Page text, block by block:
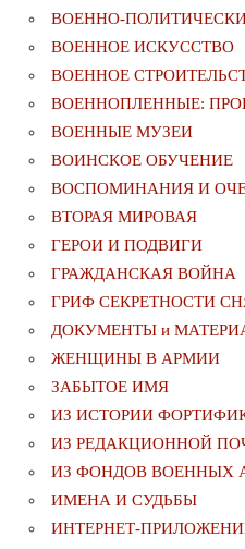
ВОЕННО-
ВОЕННОЕ ИСКУССТВО
ВОЕННОЕ
ВОЕННОПЛЕННЫЕ:
ВОЕННЫЕ МУЗЕИ
ВОИНСКОЕ ОБУЧЕНИЕ
ВОСПОМИНАНИЯ И
ВТОРАЯ МИРОВАЯ
ГЕРОИ И ПОДВИГИ
ГРАЖДАНСКАЯ ВОЙНА
ГРИФ СЕКРЕТНОСТИ
ДОКУМЕНТЫ и
ЖЕНЩИНЫ В АРМИИ
ЗАБЫТОЕ ИМЯ
ИЗ ИСТОРИИ
ИЗ РЕДАКЦИОННОЙ
ИЗ ФОНДОВ ВОЕННЫХ
ИМЕНА И СУДЬБЫ
ИНТЕРНЕТ-